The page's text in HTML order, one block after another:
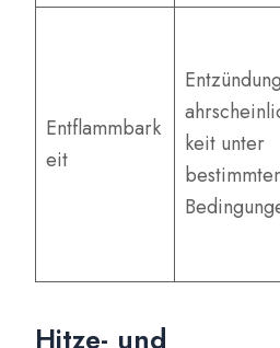
Entflammbark
eit
keit unter
Hitze- und